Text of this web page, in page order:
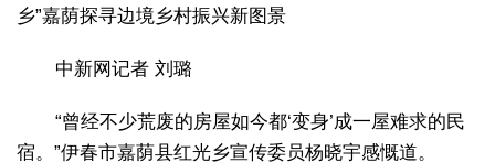
乡”嘉荫探寻边境乡村振兴新图景
中新网记者 刘璐
“曾经不少荒废的房屋如今都‘变身’成一屋难求的民
宿。”伊春市嘉荫县红光乡宣传委员杨晓宇感慨道。